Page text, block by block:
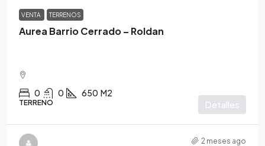
VENTA TERRENOS
Aurea Barrio Cerrado – Roldan
0 0 650 M2
TERRENO Detalles
2 meses ago